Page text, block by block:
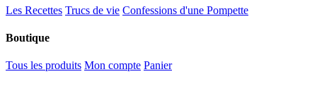
Les Recettes Trucs de vie Confessions d'une Pompette
Boutique
Tous les produits Mon compte Panier